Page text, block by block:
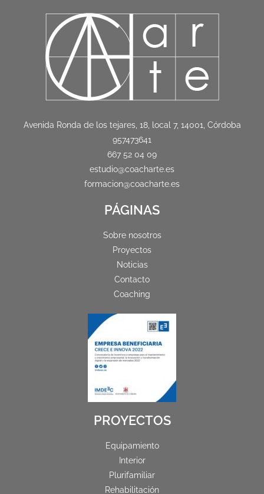
PROYECTOS
Equipamiento
Interior
Plurifamiliar
Rehabilitación
Avenida Ronda de los tejares, 18, local 7, 14001, Córdoba
957473641
667 52 04 09
estudio@coacharte.es
formacion@coacharte.es
PÁGINAS
Sobre nosotros
Proyectos
Noticias
Contacto
Coaching